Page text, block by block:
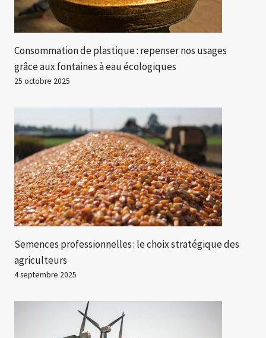
Consommation de plastique : repenser nos usages
grâce aux fontaines à eau écologiques
25 octobre 2025
Semences professionnelles : le choix stratégique des
agriculteurs
4 septembre 2025